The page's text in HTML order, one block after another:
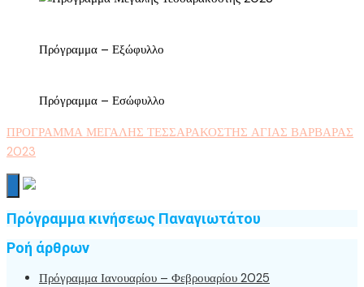
Πρόγραμμα – Εξώφυλλο
Πρόγραμμα – Εσώφυλλο
ΠΡΟΓΡΑΜΜΑ ΜΕΓΑΛΗΣ ΤΕΣΣΑΡΑΚΟΣΤΗΣ ΑΓΙΑΣ ΒΑΡΒΑΡΑΣ
2023
Πρόγραμμα κινήσεως Παναγιωτάτου
Ροή άρθρων
Πρόγραμμα Ιανουαρίου – Φεβρουαρίου 2025